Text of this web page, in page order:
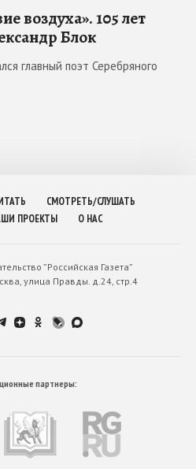
воздуха». 105 лет
Блок
главный поэт Серебряного
СМОТРЕТЬ/СЛУШАТЬ
ПРОЕКТЫ О НАС
”Российская Газета”
улица Правды. д.24, стр.4
партнеры: